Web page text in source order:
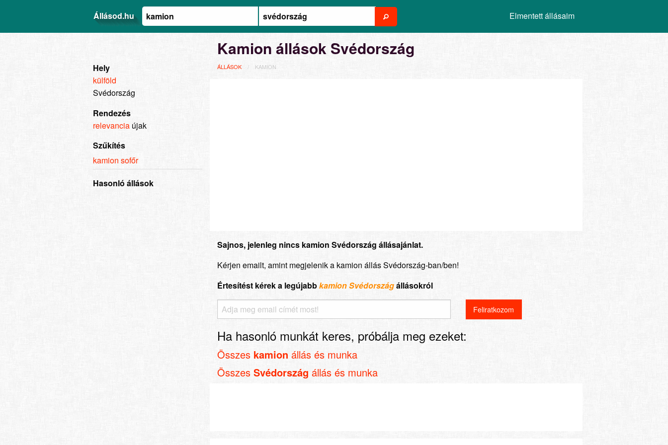
Állásod.hu Elmentett állásaim
Kamion állások Svédország
ÁLLÁSOK KAMION
Sajnos, jelenleg nincs kamion Svédország állásajánlat.
Kérjen emailt, amint megjelenik a kamion állás Svédország-ban/ben!
Értesítést kérek a legújabbkamion Svédországállásokról
Ha hasonló munkát keres, próbálja meg ezeket:
Összes kamion állás és munka
Összes Svédország állás és munka
Hely
külföld
Svédország
Rendezés
relevancia újak
Szűkítés
kamion sofőr
Hasonló állások